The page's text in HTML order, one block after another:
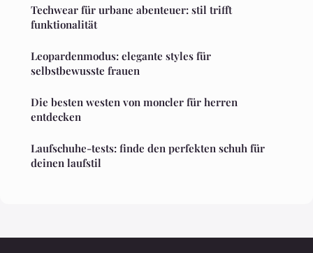
Techwear für urbane abenteuer: stil trifft
funktionalität
Leopardenmodus: elegante styles für
selbstbewusste frauen
Die besten westen von moncler für herren
entdecken
Laufschuhe-tests: finde den perfekten schuh für
deinen laufstil